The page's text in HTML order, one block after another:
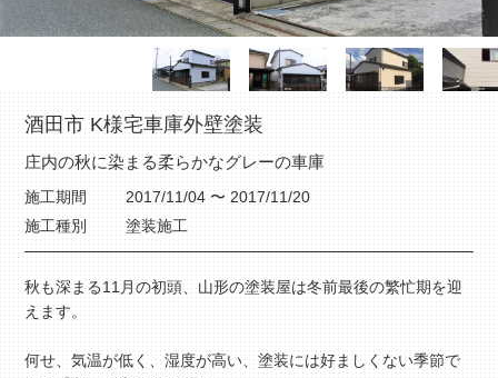
酒田市 K様宅車庫外壁塗装
庄内の秋に染まる柔らかなグレーの車庫
施工期間
2017/11/04 〜 2017/11/20
施工種別
塗装施工
秋も深まる11月の初頭、山形の塗装屋は冬前最後の繁忙期を迎
えます。
何せ、気温が低く、湿度が高い、塗装には好ましくない季節で